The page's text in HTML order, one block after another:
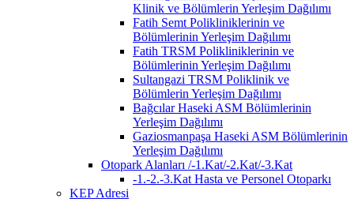
Klinik ve Bölümlerin Yerleşim Dağılımı
Fatih Semt Polikliniklerinin ve
Bölümlerinin Yerleşim Dağılımı
Fatih TRSM Polikliniklerinin ve
Bölümlerinin Yerleşim Dağılımı
Sultangazi TRSM Poliklinik ve
Bölümlerin Yerleşim Dağılımı
Bağcılar Haseki ASM Bölümlerinin
Yerleşim Dağılımı
Gaziosmanpaşa Haseki ASM Bölümlerinin
Yerleşim Dağılımı
Otopark Alanları /-1.Kat/-2.Kat/-3.Kat
-1.-2.-3.Kat Hasta ve Personel Otoparkı
KEP Adresi